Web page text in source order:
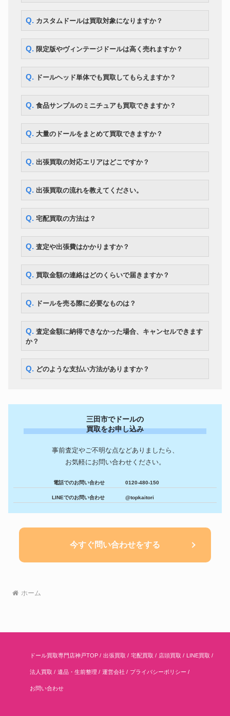
ドール ネオブライス モッドモーリー 12,600円
ボークス DDS アイドルマスタ
ママチャップトイ ちっちゃな
ちっちゃな女の子こと乃
ドール
CWC 限定 マイメロディ ブライ
ス ソフトリーカドリーユー＆ミ
ー
30,800円
マーゴユニークガール blythe ネ
オブライス
ボークス MDD Fate/kaleid liner
プリズマ☆イリヤ
Q. カスタムドールは買取対象になりますか？
Q. 限定版やヴィンテージドールは高く売れますか？
Q. ドールヘッド単体でも買取してもらえますか？
Q. 食品サンプルのミニチュアも買取できますか？
Q. 大量のドールをまとめて買取できますか？
Q. 出張買取の対応エリアはどこですか？
Q. 出張買取の流れを教えてください。
Q. 宅配買取の方法は？
Q. 査定や出張費はかかりますか？
Q. 買取金額の連絡はどのくらいで届きますか？
Q. ドールを売る際に必要なものは？
Q. 査定金額に納得できなかった場合、キャンセルできます
か？
Q. どのような支払い方法がありますか？
三田市でドールの
買取をお申し込み
事前査定やご不明な点などありましたら、
お気軽にお問い合わせください。
電話でのお問い合わせ 0120-480-150
LINEでのお問い合わせ @topkaitori
今すぐ問い合わせをする
ホーム
ドール買取専門店神戸TOP 出張買取 宅配買取 店頭買取 LINE買取
法人買取 遺品・生前整理 運営会社 プライバシーポリシー
お問い合わせ